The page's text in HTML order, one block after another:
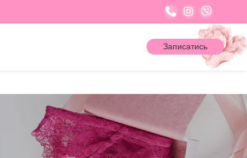
Записатись